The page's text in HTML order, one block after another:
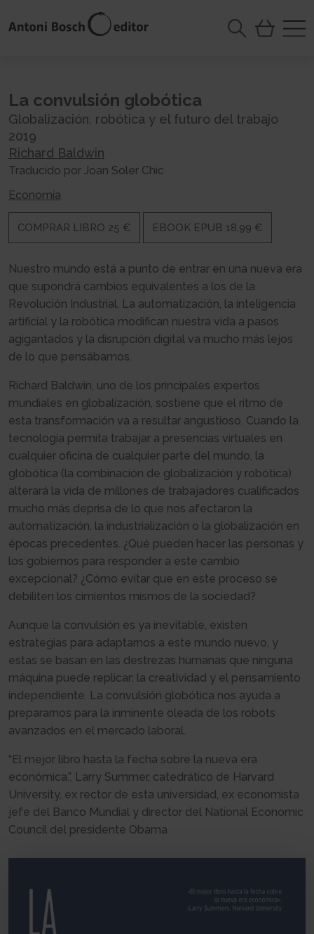
La convulsión globótica
Globalización, robótica y el futuro del trabajo
2019
Richard Baldwin
Traducido por Joan Soler Chic
Economía
COMPRAR LIBRO 25 € EBOOK EPUB 18,99 €
Nuestro mundo está a punto de entrar en una nueva era
que supondrá cambios equivalentes a los de la
Revolución Industrial. La automatización, la inteligencia
artificial y la robótica modifican nuestra vida a pasos
agigantados y la disrupción digital va mucho más lejos
de lo que pensábamos.
Richard Baldwin, uno de los principales expertos
mundiales en globalización, sostiene que el ritmo de
esta transformación va a resultar angustioso. Cuando la
tecnología permita trabajar a presencias virtuales en
cualquier oficina de cualquier parte del mundo, la
globótica (la combinación de globalización y robótica)
alterará la vida de millones de trabajadores cualificados
mucho más deprisa de lo que nos afectaron la
automatización, la industrialización o la globalización en
épocas precedentes. ¿Qué pueden hacer las personas y
los gobiernos para responder a este cambio
excepcional? ¿Cómo evitar que en este proceso se
debiliten los cimientos mismos de la sociedad?
Aunque la convulsión es ya inevitable, existen
estrategias para adaptarnos a este mundo nuevo, y
estas se basan en las destrezas humanas que ninguna
máquina puede replicar: la creatividad y el pensamiento
independiente. La convulsión globótica nos ayuda a
prepararnos para la inminente oleada de los robots
avanzados en el mercado laboral.
“El mejor libro hasta la fecha sobre la nueva era
económica.”, Larry Summer, catedrático de Harvard
University, ex rector de esta universidad, ex economista
jefe del Banco Mundial y director del National Economic
Council del presidente Obama